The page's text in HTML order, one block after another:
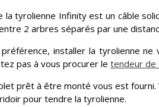
la tyrolienne Infinity est un câble
2 arbres séparés par une
installer la tyrolienne
pas à vous procurer le tendeur de
prêt à être monté vous est
ridoir pour tendre la tyrolienne.